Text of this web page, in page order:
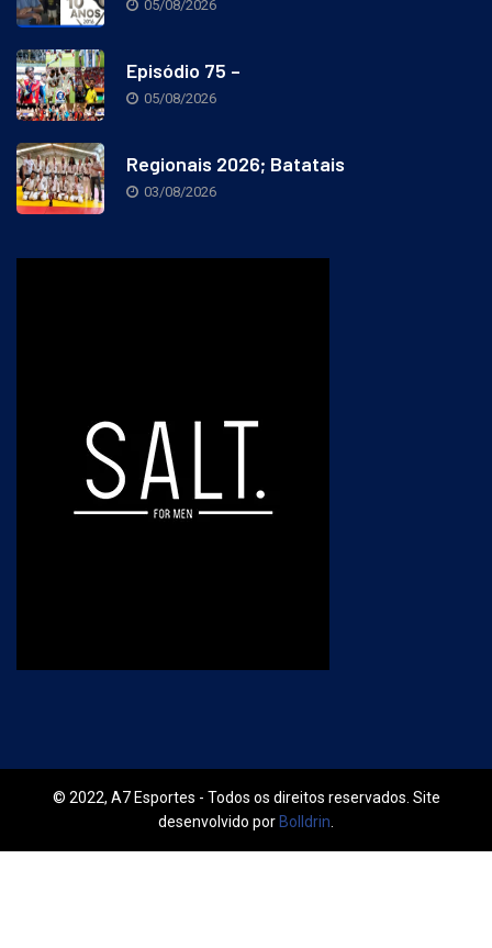
05/08/2026
Episódio 75 –
05/08/2026
Regionais 2026; Batatais
03/08/2026
© 2022, A7 Esportes - Todos os direitos reservados. Site
desenvolvido por Bolldrin.